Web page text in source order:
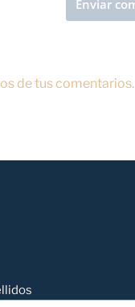
de tus comentarios.